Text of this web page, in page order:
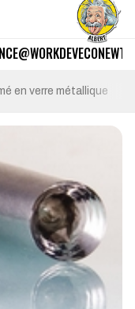
@WORKDEVECO
en verre métallique